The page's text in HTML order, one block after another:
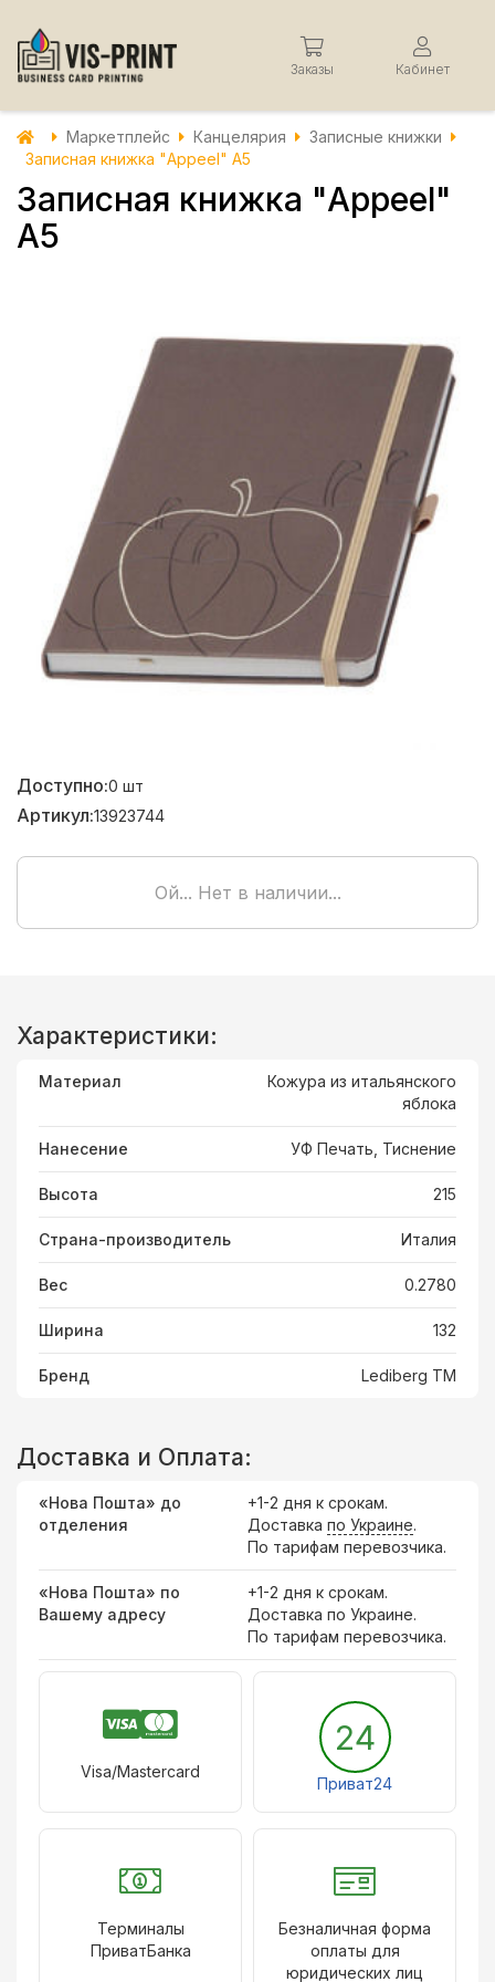
Заказы Кабинет
Маркетплейс Канцелярия
Записные книжки
Записная книжка "Appeel" А5
Записная книжка "Appeel"
А5
Доступно:0 шт
Артикул:13923744
Ой... Нет в наличии...
Характеристики:
Материал
Кожура из итальянского
яблока
Нанесение УФ Печать, Тиснение
Высота 215
Страна-производитель Италия
Вес 0.2780
Ширина 132
Бренд Lediberg ТМ
Доставка и Оплата:
«Нова Пошта» до
отделения
+1-2 дня к срокам.
Доставка по Украине.
По тарифам перевозчика.
«Нова Пошта» по
Вашему адресу
+1-2 дня к срокам.
Доставка по Украине.
По тарифам перевозчика.
Visa/Mastercard
24
Приват24
Терминалы
ПриватБанка
Безналичная форма
оплаты для
юридических лиц